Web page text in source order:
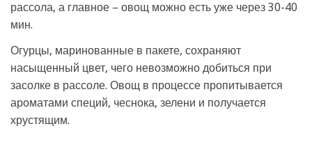
рассола, а главное – овощ можно есть уже через 30-40
мин.
Огурцы, маринованные в пакете, сохраняют
насыщенный цвет, чего невозможно добиться при
засолке в рассоле. Овощ в процессе пропитывается
ароматами специй, чеснока, зелени и получается
хрустящим.